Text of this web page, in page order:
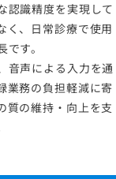
認識精度を実現して
く、日常診療で使用
す。
音声による入力を通
業務の負担軽減に寄
質の維持・向上を支